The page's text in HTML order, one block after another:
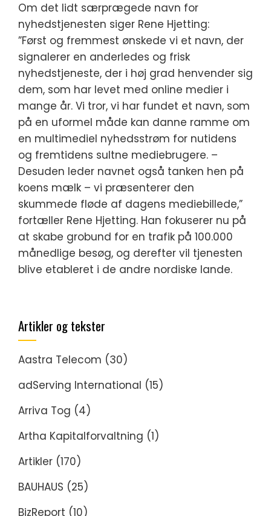
Om det lidt særprægede navn for
nyhedstjenesten siger Rene Hjetting:
”Først og fremmest ønskede vi et navn, der
signalerer en anderledes og frisk
nyhedstjeneste, der i høj grad henvender sig
dem, som har levet med online medier i
mange år. Vi tror, vi har fundet et navn, som
på en uformel måde kan danne ramme om
en multimediel nyhedsstrøm for nutidens
og fremtidens sultne mediebrugere. –
Desuden leder navnet også tanken hen på
koens mælk – vi præsenterer den
skummede fløde af dagens mediebillede,”
fortæller Rene Hjetting. Han fokuserer nu på
at skabe grobund for en trafik på 100.000
månedlige besøg, og derefter vil tjenesten
blive etableret i de andre nordiske lande.
Artikler og tekster
Aastra Telecom (30)
adServing International (15)
Arriva Tog (4)
Artha Kapitalforvaltning (1)
Artikler (170)
BAUHAUS (25)
BizReport (10)